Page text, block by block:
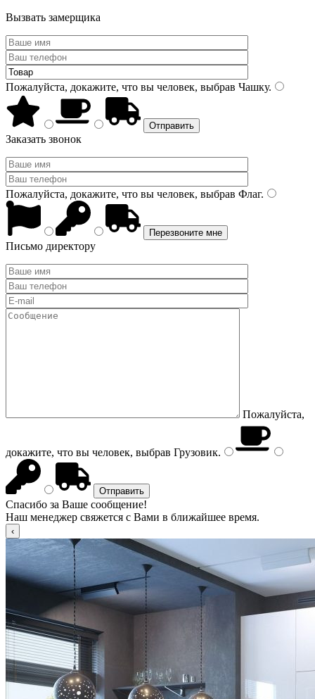
Вызвать замерщика
Пожалуйста, докажите, что вы человек, выбрав Чашку.
Заказать звонок
Пожалуйста, докажите, что вы человек, выбрав Флаг.
Письмо директору
Пожалуйста,
докажите, что вы человек, выбрав Грузовик.
Спасибо за Ваше сообщение!
Наш менеджер свяжется с Вами в ближайшее время.